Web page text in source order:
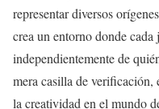
representar diversos
crea un entorno donde
independientemente de
mera casilla de
la creatividad en el mundo